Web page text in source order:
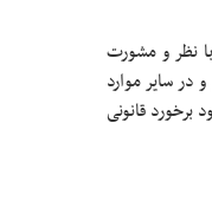
نظر و مشورت
در سایر موارد
برخورد قانونی